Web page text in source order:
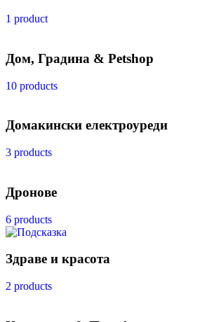
1 product
Дом, Градина & Petshop
10 products
Домакински електроуреди
3 products
Дронове
6 products
Здраве и красота
2 products